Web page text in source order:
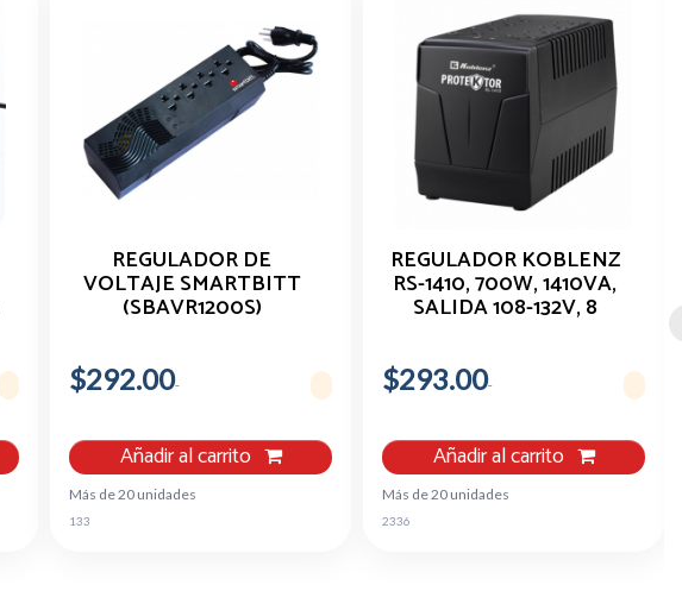
REGULADOR DE
VOLTAJE SMARTBITT
(SBAVR1200S)
$292.00
Añadir al carrito
Más de 20 unidades
133
REGULADOR KOBLENZ
RS-1410, 700W, 1410VA,
SALIDA 108-132V, 8
$293.00
Añadir al carrito
Más de 20 unidades
2336